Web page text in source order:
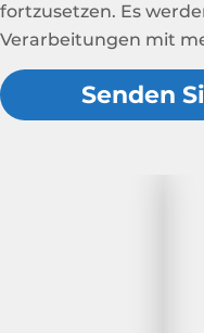
fortzusetzen. Es
Verarbeitungen mit
Senden